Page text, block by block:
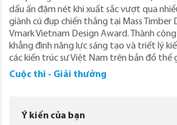
dấu ấn đậm nét khi xuất sắc vượt qua
giành cú đụp chiến thắng tại Mass Timber
Vmark Vietnam Design Award. Thành
khẳng định năng lực sáng tạo và triết lý
các kiến trúc sư Việt Nam trên bản đồ thế
Cuộc thi - Giải thưởng
Ý kiến của bạn